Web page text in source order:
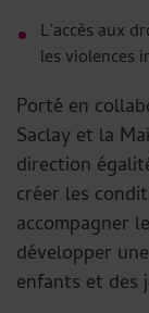
L’accès aux
les violences
Porté en
Saclay et la
direction
créer les
accompagner
développer
enfants et des